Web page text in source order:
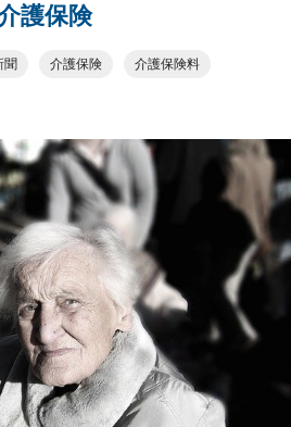
護保険
聞 介護保険 介護保険料